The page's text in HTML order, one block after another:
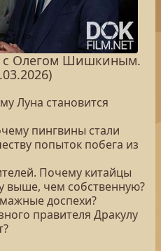
с Олегом Шишкиным.
Луна становится
пингвины стали
попыток побега из
Почему китайцы
выше, чем собственную?
доспехи?
правителя Дракулу